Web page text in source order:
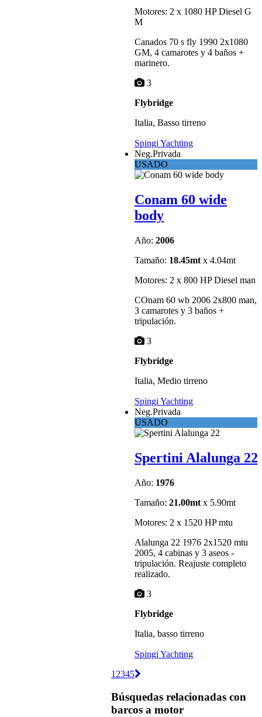
Motores: 2 x 1080 HP Diesel G
M
Canados 70 s fly 1990 2x1080
GM, 4 camarotes y 4 baños +
marinero.
3
Flybridge
Italia, Basso tirreno
Spingi Yachting
Neg.Privada
USADO
Conam 60 wide
body
Año: 2006
Tamaño: 18.45mt x 4.04mt
Motores: 2 x 800 HP Diesel man
COnam 60 wb 2006 2x800 man,
3 camarotes y 3 baños +
tripulación.
3
Flybridge
Italia, Medio tirreno
Spingi Yachting
Neg.Privada
USADO
Spertini Alalunga 22
Año: 1976
Tamaño: 21.00mt x 5.90mt
Motores: 2 x 1520 HP mtu
Alalunga 22 1976 2x1520 mtu
2005, 4 cabinas y 3 aseos -
tripulación. Reajuste completo
realizado.
3
Flybridge
Italia, basso tirreno
Spingi Yachting
1 2345
Búsquedas relacionadas con
barcos a motor